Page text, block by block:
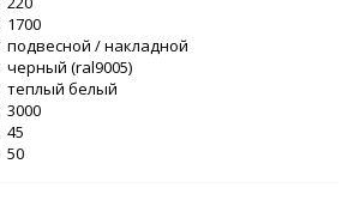
1700
подвесной / накладной
черный (ral9005)
теплый белый
3000
45
50